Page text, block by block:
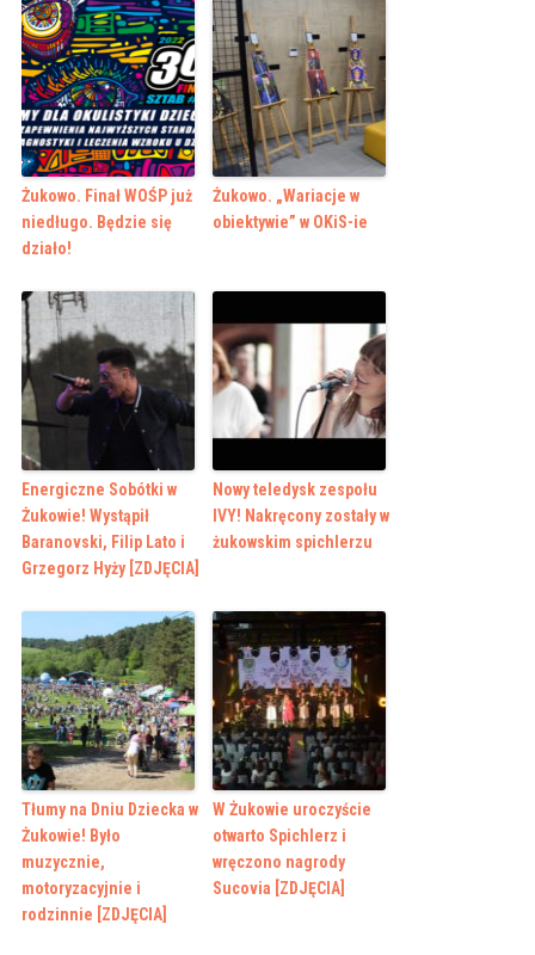
Żukowo. Finał WOŚP już
niedługo. Będzie się
działo!
Żukowo. „Wariacje w
obiektywie” w OKiS-ie
Energiczne Sobótki w
Żukowie! Wystąpił
Baranovski, Filip Lato i
Grzegorz Hyży [ZDJĘCIA]
Nowy teledysk zespołu
IVY! Nakręcony zostały w
żukowskim spichlerzu
Tłumy na Dniu Dziecka w
Żukowie! Było
muzycznie,
motoryzacyjnie i
rodzinnie [ZDJĘCIA]
W Żukowie uroczyście
otwarto Spichlerz i
wręczono nagrody
Sucovia [ZDJĘCIA]